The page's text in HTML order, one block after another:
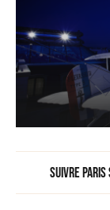
Suivre